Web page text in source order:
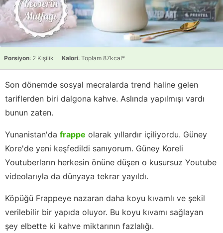
Porsiyon: 2 Kişilik Kalori: Toplam 87kcal*
Son dönemde sosyal mecralarda trend haline gelen
tariflerden biri dalgona kahve. Aslında yapılmışı vardı
bunun zaten.
Yunanistan'da frappe olarak yıllardır içiliyordu. Güney
Kore'de yeni keşfedildi sanıyorum. Güney Koreli
Youtuberların herkesin önüne düşen o kusursuz Youtube
videolarıyla da dünyaya tekrar yayıldı.
Köpüğü Frappeye nazaran daha koyu kıvamlı ve şekil
verilebilir bir yapıda oluyor. Bu koyu kıvamı sağlayan
şey elbette ki kahve miktarının fazlalığı.